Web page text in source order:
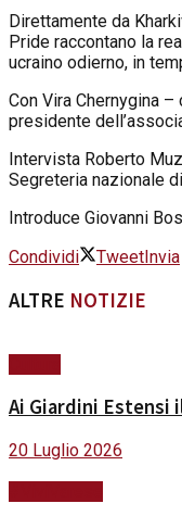
Direttamente da
Pride raccontano la
ucraino odierno, in
Con Vira Chernygina
presidente
Intervista Roberto
Segreteria nazionale
Introduce Giovanni
Condividi
Tweet Invia
ALTRE NOTIZIE
Ai Giardini Estensi
20 Luglio 2026